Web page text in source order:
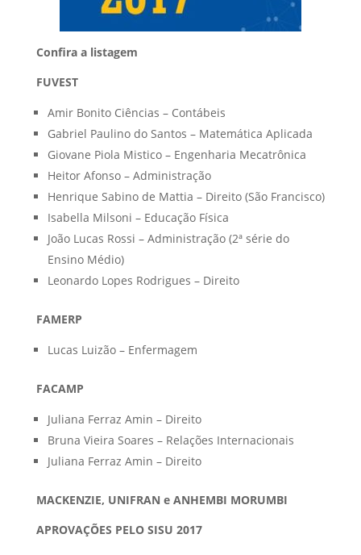
Confira a listagem
FUVEST
Amir Bonito Ciências – Contábeis
Gabriel Paulino do Santos – Matemática Aplicada
Giovane Piola Mistico – Engenharia Mecatrônica
Heitor Afonso – Administração
Henrique Sabino de Mattia – Direito (São Francisco)
Isabella Milsoni – Educação Física
João Lucas Rossi – Administração (2ª série do
Ensino Médio)
Leonardo Lopes Rodrigues – Direito
FAMERP
Lucas Luizão – Enfermagem
FACAMP
Juliana Ferraz Amin – Direito
Bruna Vieira Soares – Relações Internacionais
Juliana Ferraz Amin – Direito
MACKENZIE, UNIFRAN e ANHEMBI MORUMBI
APROVAÇÕES PELO SISU 2017